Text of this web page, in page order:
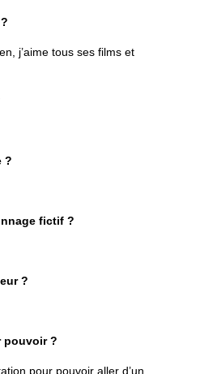
j’aime tous ses films et
?
fictif ?
?
pouvoir ?
pour pouvoir aller d’un